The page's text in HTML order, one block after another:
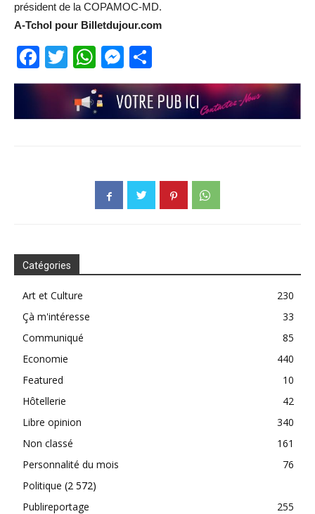
président de la COPAMOC-MD.
A-Tchol pour Billetdujour.com
Facebook
TwitterWhatsApp
Messenger
Catégories
Art et Culture
230
Çà m'intéresse
33
Communiqué
85
Economie
440
Featured
10
Hôtellerie
42
Libre opinion
340
Non classé
161
Personnalité du mois
76
Politique (2 572)
Publireportage
255